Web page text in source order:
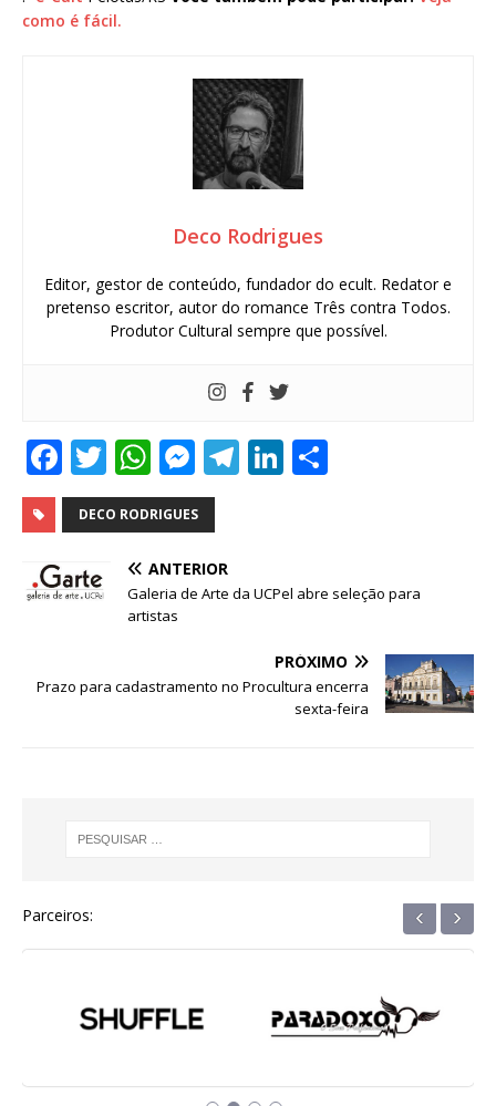
como é fácil.
Deco Rodrigues
Editor, gestor de conteúdo, fundador do ecult. Redator e
pretenso escritor, autor do romance Três contra Todos.
Produtor Cultural sempre que possível.
F
a
c
e
b
k
T
w
it
te
W
h
at
s
A
p
p
M
e
ss
e
n
e
r
T
ra
Li
dI
DECO RODRIGUES
ANTERIOR
Galeria de Arte da UCPel abre seleção para
artistas
PRÓXIMO
Prazo para cadastramento no Procultura encerra
sexta-feira
Parceiros: ‹ ›